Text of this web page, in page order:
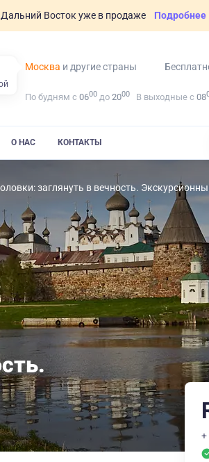
Дальний Восток уже в продаже Подробнее
Москва и другие страны
По будням с 0600 до 2000 В выходные с 08
О НАС КОНТАКТЫ
заглянуть в вечность.
+